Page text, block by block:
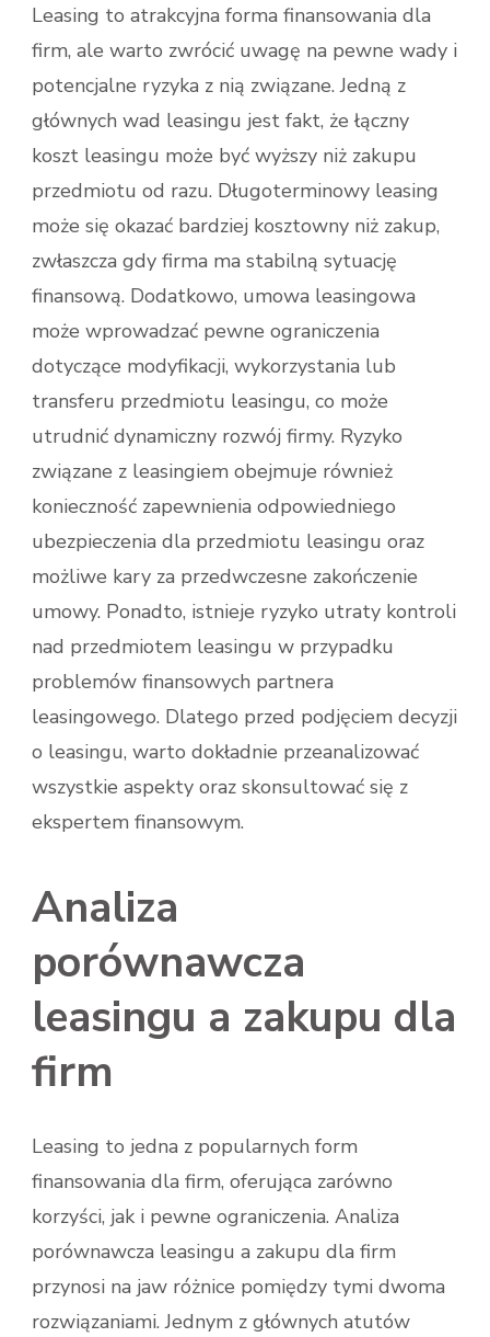
Leasing to atrakcyjna forma finansowania dla
firm, ale warto zwrócić uwagę na pewne wady i
potencjalne ryzyka z nią związane. Jedną z
głównych wad leasingu jest fakt, że łączny
koszt leasingu może być wyższy niż zakupu
przedmiotu od razu. Długoterminowy leasing
może się okazać bardziej kosztowny niż zakup,
zwłaszcza gdy firma ma stabilną sytuację
finansową. Dodatkowo, umowa leasingowa
może wprowadzać pewne ograniczenia
dotyczące modyfikacji, wykorzystania lub
transferu przedmiotu leasingu, co może
utrudnić dynamiczny rozwój firmy. Ryzyko
związane z leasingiem obejmuje również
konieczność zapewnienia odpowiedniego
ubezpieczenia dla przedmiotu leasingu oraz
możliwe kary za przedwczesne zakończenie
umowy. Ponadto, istnieje ryzyko utraty kontroli
nad przedmiotem leasingu w przypadku
problemów finansowych partnera
leasingowego. Dlatego przed podjęciem decyzji
o leasingu, warto dokładnie przeanalizować
wszystkie aspekty oraz skonsultować się z
ekspertem finansowym.
Analiza
porównawcza
leasingu a zakupu dla
firm
Leasing to jedna z popularnych form
finansowania dla firm, oferująca zarówno
korzyści, jak i pewne ograniczenia. Analiza
porównawcza leasingu a zakupu dla firm
przynosi na jaw różnice pomiędzy tymi dwoma
rozwiązaniami. Jednym z głównych atutów